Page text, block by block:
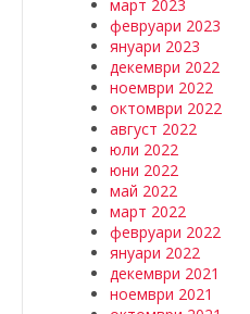
март 2023
февруари 2023
януари 2023
декември 2022
ноември 2022
октомври 2022
август 2022
юли 2022
юни 2022
май 2022
март 2022
февруари 2022
януари 2022
декември 2021
ноември 2021